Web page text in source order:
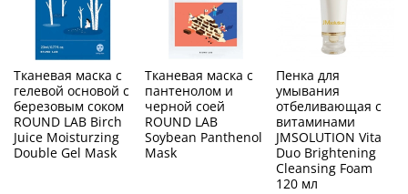
Тканевая маска с
гелевой основой с
березовым соком
ROUND LAB Birch
Juice Moisturzing
Double Gel Mask
Тканевая маска с
пантенолом и
черной соей
ROUND LAB
Soybean Panthenol
Mask
Пенка для
умывания
отбеливающая с
витаминами
JMSOLUTION Vita
Duo Brightening
Cleansing Foam
120 мл